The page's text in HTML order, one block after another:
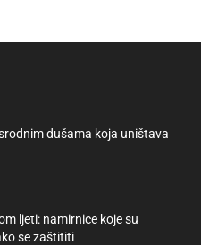
dušama koja uništava
ljeti: namirnice koje su
se zaštititi